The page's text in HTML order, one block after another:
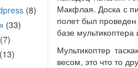
Макфлая. Доска с
полет был
базе
Мультикоптер
весом, это что то
(8)
(33)
(7)
(13)